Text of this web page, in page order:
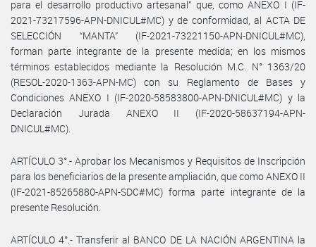
para el desarrollo productivo artesanal” que, como ANEXO I (IF-
2021-73217596-APN-DNICUL#MC) y de conformidad, al ACTA DE
SELECCIÓN “MANTA” (IF-2021-73221150-APN-DNICUL#MC),
forman parte integrante de la presente medida; en los mismos
términos establecidos mediante la Resolución M.C. N° 1363/20
(RESOL-2020-1363-APN-MC) con su Reglamento de Bases y
Condiciones ANEXO I (IF-2020-58583800-APN-DNICUL#MC) y la
Declaración Jurada ANEXO II (IF-2020-58637194-APN-
DNICUL#MC).
ARTÍCULO 3°.- Aprobar los Mecanismos y Requisitos de Inscripción
para los beneficiarios de la presente ampliación, que como ANEXO II
(IF-2021-85265880-APN-SDC#MC) forma parte integrante de la
presente Resolución.
ARTÍCULO 4°.- Transferir al BANCO DE LA NACIÓN ARGENTINA la